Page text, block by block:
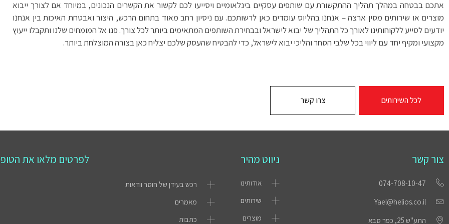
אתכם בבטחה במהלך תהליך ההתקשורת עם שותפים עסקיים בינלאומיים ויסייעו לכם לקשור את הקשרים הנכונים, במיוחד אם לצורך ייבוא
מוצרים או שירותים מסין ארצה – אנחנו בהליוס עומדים כאן לרשותכם. עם ניסיון רחב מאוד בתחום הרכש, היצור ואבטחת האיכות בין אנחנו
יודעים לסייע ללקוחותינו לאורך כל התהליך של יבוא לישראל ובבחירת השותפים המתאימים ביותר לכל צורך. פנו אל המומחים שלנו ותקבלו ייעוץ
מקצועי ומקיף יחד עם ליווי בכל שלבי הסחר והליכי יבוא לישראל, כדי להבטיח שהעסק שלכם יצליח כאן בצורה המוצלחת ביותר.
לכל השירותים צרו קשר
צור קשר
074-708-10-47
Yael@helios.co.il
התע"ש 25, כפר סבא
ניווט מהיר
אודותינו
שירותים
מוצרים
רכש בעידן של חוסר וודאות
מאמרים
כתבות
לפרטים מלאו את